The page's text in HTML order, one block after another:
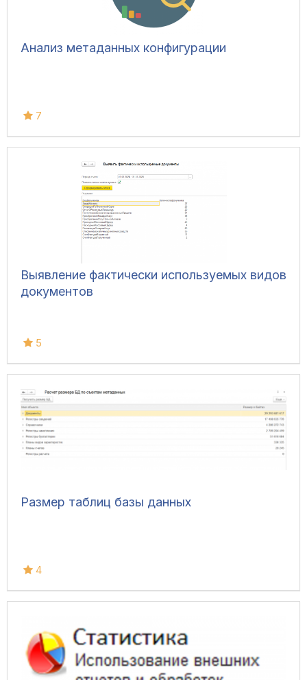
Анализ метаданных конфигурации
7
Выявление фактически используемых видов
документов
5
Размер таблиц базы данных
4